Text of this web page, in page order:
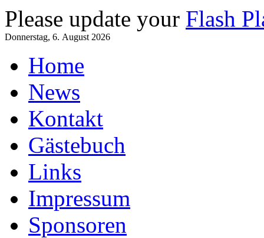
Please update your Flash
Donnerstag, 6. August 2026
Home
News
Kontakt
Gästebuch
Links
Impressum
Sponsoren